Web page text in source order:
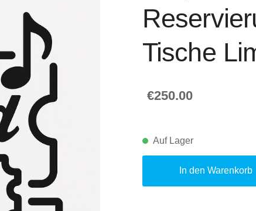
Tische
€250.00
Auf Lager
In den Warenkorb